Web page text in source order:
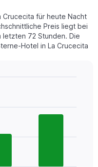
Crucecita für heute Nacht
Preis liegt bei
72 Stunden. Die
Hotel in La Crucecita